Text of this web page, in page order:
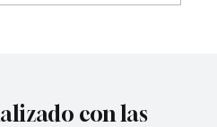
con las